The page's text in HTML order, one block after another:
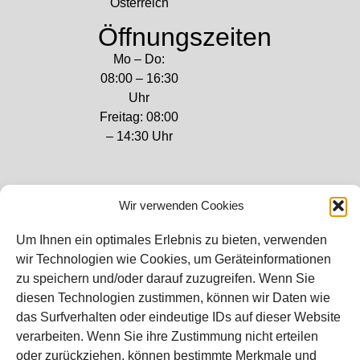
Wir verwenden Cookies
Um Ihnen ein optimales Erlebnis zu bieten, verwenden
wir Technologien wie Cookies, um Geräteinformationen
zu speichern und/oder darauf zuzugreifen. Wenn Sie
diesen Technologien zustimmen, können wir Daten wie
das Surfverhalten oder eindeutige IDs auf dieser Website
verarbeiten. Wenn Sie ihre Zustimmung nicht erteilen
oder zurückziehen, können bestimmte Merkmale und
Öffnungszeiten
Mo – Do:
08:00 – 16:30
Uhr
Freitag: 08:00
– 14:30 Uhr
Bei diesem Webshop handelt es sich um
einen B2B-Webshop
RAUCH – Ihr Experte aus Österreich für Waagen,
Eich- & Kalibrierservice, Sprühnebel-
Zerstäubungstechnik und Lebensmittelmaschinen.
Sämtliche Angebote der A. Rauch GmbH richten sich